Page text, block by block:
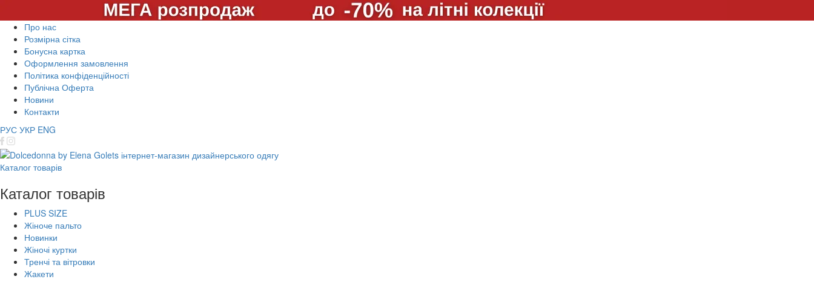
Про нас
Розмірна сітка
Бонусна картка
Оформлення замовлення
Політика конфіденційності
Публічна Оферта
Новини
Контакти
РУС УКР ENG
Каталог товарів
Каталог товарів
PLUS SIZE
Жіноче пальто
Новинки
Жіночі куртки
Тренчі та вітровки
Жакети